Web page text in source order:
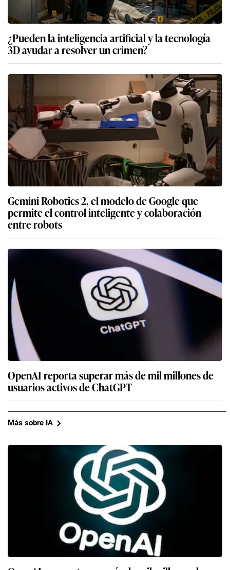
¿Pueden la inteligencia artificial y la tecnología
3D ayudar a resolver un crimen?
Gemini Robotics 2, el modelo de Google que
permite el control inteligente y colaboración
entre robots
OpenAI reporta superar más de mil millones de
usuarios activos de ChatGPT
Más sobre IA